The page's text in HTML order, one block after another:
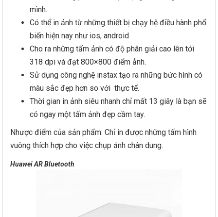
mình.
Có thể in ảnh từ những thiết bị chạy hệ điều hành phổ
biến hiện nay như ios, android
Cho ra những tấm ảnh có độ phân giải cao lên tới
318 dpi và đạt 800×800 điểm ảnh.
Sử dụng công nghệ instax tạo ra những bức hình có
màu sắc đẹp hơn so với thực tế.
Thời gian in ảnh siêu nhanh chỉ mất 13 giây là bạn sẽ
có ngay một tấm ảnh đẹp cầm tay.
Nhược điểm của sản phẩm: Chỉ in được những tấm hình
vuông thích hợp cho việc chụp ảnh chân dung.
Huawei AR Bluetooth